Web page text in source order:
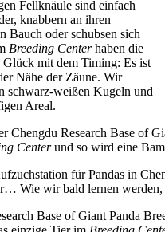
Fellknäule sind einfach
knabbern an ihren
Bauch oder schubsen sich
Breeding Centerhaben die
Glück mit dem Timing: Es ist
Nähe der Zäune. Wir
schwarz-weißen Kugeln und
Areal.
Centerund so wird eine
Wie wir bald lernen werden,